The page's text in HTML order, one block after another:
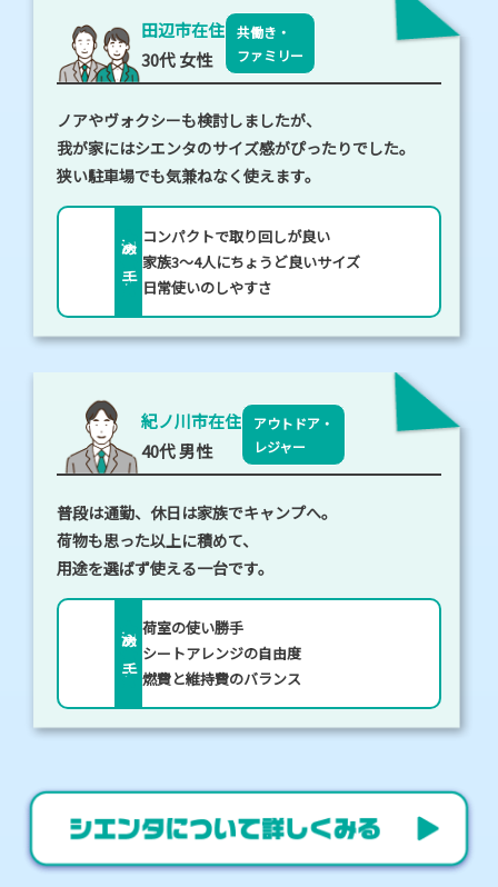
田辺市在住
30代 女性
共働き・
ファミリー
ノアやヴォクシーも検討しましたが、
我が家にはシエンタのサイズ感がぴったりでした。
狭い駐車場でも気兼ねなく使えます。
決め手
コンパクトで取り回しが良い
家族3～4人にちょうど良いサイズ
日常使いのしやすさ
紀ノ川市在住
40代 男性
アウトドア・
レジャー
普段は通勤、休日は家族でキャンプへ。
荷物も思った以上に積めて、
用途を選ばず使える一台です。
決め手
荷室の使い勝手
シートアレンジの自由度
燃費と維持費のバランス